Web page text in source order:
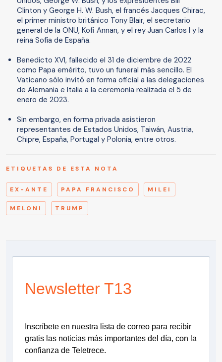
Clinton y George H. W. Bush, el francés Jacques Chirac,
el primer ministro británico Tony Blair, el secretario
general de la ONU, Kofi Annan, y el rey Juan Carlos I y la
reina Sofía de España.
Benedicto XVI, fallecido el 31 de diciembre de 2022
como Papa emérito, tuvo un funeral más sencillo. El
Vaticano sólo invitó en forma oficial a las delegaciones
de Alemania e Italia a la ceremonia realizada el 5 de
enero de 2023.
Sin embargo, en forma privada asistieron
representantes de Estados Unidos, Taiwán, Austria,
Chipre, España, Portugal y Polonia, entre otros.
ETIQUETAS DE ESTA NOTA
EX-ANTE PAPA FRANCISCO MILEI
MELONI TRUMP
Newsletter T13
Inscríbete en nuestra lista de correo para recibir
gratis las noticias más importantes del día, con la
confianza de Teletrece.